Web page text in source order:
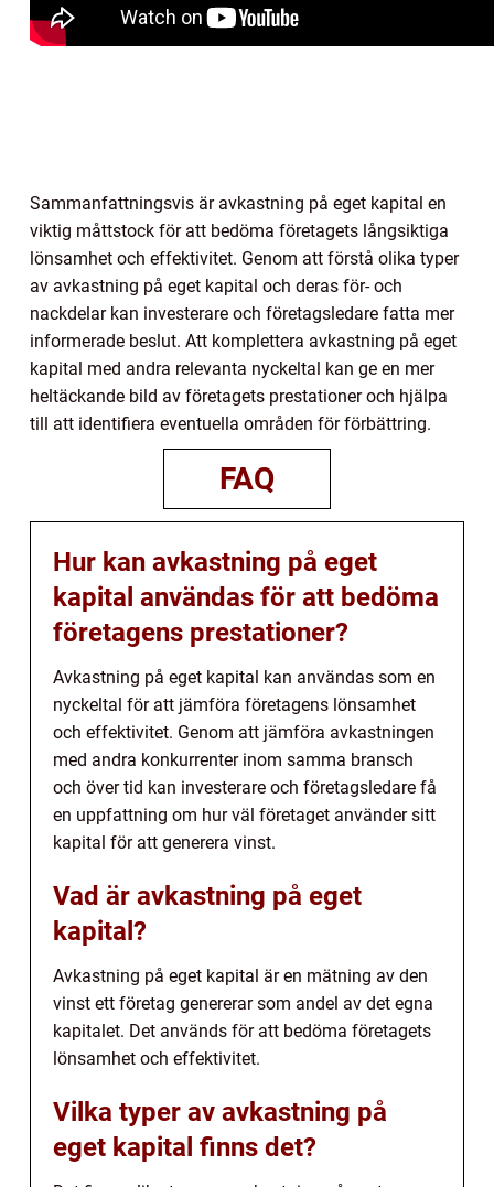
Sammanfattningsvis är avkastning på eget kapital en
viktig måttstock för att bedöma företagets långsiktiga
lönsamhet och effektivitet. Genom att förstå olika typer
av avkastning på eget kapital och deras för- och
nackdelar kan investerare och företagsledare fatta mer
informerade beslut. Att komplettera avkastning på eget
kapital med andra relevanta nyckeltal kan ge en mer
heltäckande bild av företagets prestationer och hjälpa
till att identifiera eventuella områden för förbättring.
FAQ
Hur kan avkastning på eget
kapital användas för att bedöma
företagens prestationer?
Avkastning på eget kapital kan användas som en
nyckeltal för att jämföra företagens lönsamhet
och effektivitet. Genom att jämföra avkastningen
med andra konkurrenter inom samma bransch
och över tid kan investerare och företagsledare få
en uppfattning om hur väl företaget använder sitt
kapital för att generera vinst.
Vad är avkastning på eget
kapital?
Avkastning på eget kapital är en mätning av den
vinst ett företag genererar som andel av det egna
kapitalet. Det används för att bedöma företagets
lönsamhet och effektivitet.
Vilka typer av avkastning på
eget kapital finns det?